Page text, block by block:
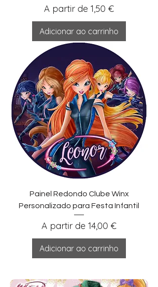
A partir de 1,50 €
Preço promocional
Adicionar ao carrinho
Painel Redondo Clube Winx
Personalizado para Festa Infantil
A partir de 14,00 €
Preço promocional
Adicionar ao carrinho